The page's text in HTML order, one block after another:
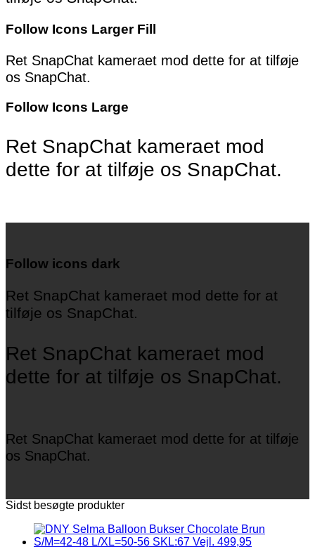
Follow Icons Larger Fill
Ret SnapChat kameraet mod dette for at tilføje
os SnapChat.
Follow Icons Large
Ret SnapChat kameraet mod
dette for at tilføje os SnapChat.
Follow icons dark
Ret SnapChat kameraet mod dette for at
tilføje os SnapChat.
Ret SnapChat kameraet mod
dette for at tilføje os SnapChat.
Ret SnapChat kameraet mod dette for at tilføje
os SnapChat.
Sidst besøgte produkter